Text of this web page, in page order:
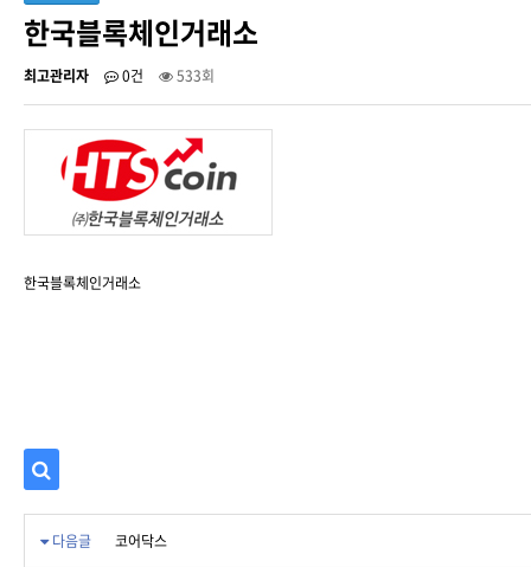
한국블록체인거래소
최고관리자 0건 533회
한국블록체인거래소
검
색다음글 코어닥스